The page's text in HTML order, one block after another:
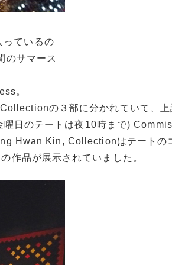
っているの
のサマース
。
の３部に分かれていて、上
日のテートは夜10時まで)
Hwan Kin, Collectionはテートの
作品が展示されていました。